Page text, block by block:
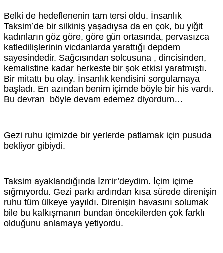
Belki de hedeflenenin tam tersi oldu. İnsanlık
Taksim’de bir silkiniş yaşadıysa da en çok, bu yiğit
kadınların göz göre, göre gün ortasında, pervasızca
katledilişlerinin vicdanlarda yarattığı depdem
sayesindedir. Sağcısından solcusuna , dincisinden,
kemalistine kadar herkeste bir şok etkisi yaratmıştı.
Bir mitattı bu olay. İnsanlık kendisini sorgulamaya
başladı. En azından benim içimde böyle bir his vardı.
Bu devran böyle devam edemez diyordum…
Gezi ruhu içimizde bir yerlerde patlamak için pusuda
bekliyor gibiydi.
Taksim ayaklandığında İzmir’deydim. İçim içime
sığmıyordu. Gezi parkı ardından kısa sürede direnişin
ruhu tüm ülkeye yayıldı. Direnişin havasını solumak
bile bu kalkışmanın bundan öncekilerden çok farklı
olduğunu anlamaya yetiyordu.